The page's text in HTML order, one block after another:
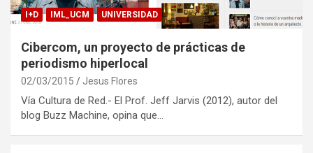
I+D IML_UCM UNIVERSIDAD
Cibercom, un proyecto de prácticas de
periodismo hiperlocal
02/03/2015 Jesus Flores
Vía Cultura de Red.- El Prof. Jeff Jarvis (2012), autor del
blog Buzz Machine, opina que…